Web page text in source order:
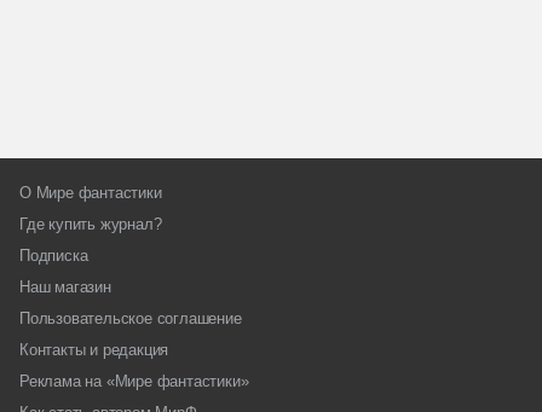
О Мире фантастики
Где купить журнал?
Подписка
Наш магазин
Пользовательское соглашение
Контакты и редакция
Реклама на «Мире фантастики»